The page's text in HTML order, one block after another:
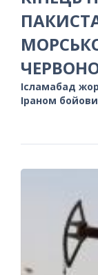
Ісламабад
Іраном